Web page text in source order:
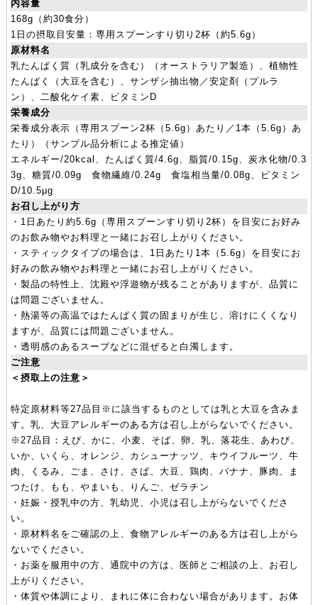
内容量
168g（約30食分）
1日の摂取目安量：専用スプーンすり切り2杯（約5.6g）
原材料名
乳たんぱく質（乳成分を含む）（オーストラリア製造）、植物性
たんぱく（大豆を含む）、サンザシ抽出物／安定剤（プルラ
ン）、二酸化ケイ素、ビタミンD
栄養成分
栄養成分表示（専用スプーン2杯（5.6g）あたり／1本（5.6g）あ
たり）（サンプル品分析による推定値）
エネルギー/20kcal、たんぱく質/4.6g、脂質/0.15g、炭水化物/0.3
3g、糖質/0.09g 食物繊維/0.24g 食塩相当量/0.08g、ビタミン
D/10.5μg
お召し上がり方
・1日あたり約5.6g（専用スプーンすり切り2杯）を目安にお好み
のお飲み物やお料理と一緒にお召し上がりください。
・スティックタイプの場合は、1日あたり1本（5.6g）を目安にお
好みの飲み物やお料理と一緒にお召し上がりください。
・製品の特性上、沈殿や浮遊物が残ることがありますが、品質に
は問題ございません。
・熱湯等の高温ではたんぱく質の固まりが生じ、溶けにくくなり
ますが、品質には問題ございません。
・透明感のあるスープなどに混ぜると白濁します。
ご注意
＜摂取上の注意＞
特定原材料等27品目※に該当するものとしては乳と大豆を含みま
す。乳、大豆アレルギーのある方は召し上がらないでください。
※27品目：えび、かに、小麦、そば、卵、乳、落花生、あわび、
いか、いくら、オレンジ、カシューナッツ、キウイフルーツ、牛
肉、くるみ、ごま、さけ、さば、大豆、鶏肉、バナナ、豚肉、ま
つたけ、もも、やまいも、りんご、ゼラチン
・妊娠・授乳中の方、乳幼児、小児は召し上がらないでくださ
い。
・原材料名をご確認の上、食物アレルギーのある方は召し上がら
ないでください。
・お薬を服用中の方、通院中の方は、医師とご相談の上、お召し
上がりください。
・体質や体調により、まれに体に合わない場合があります。お体